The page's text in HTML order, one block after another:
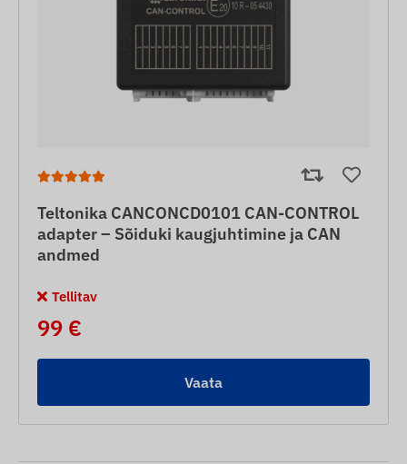
Teltonika CANCONCD0101 CAN-CONTROL
adapter – Sõiduki kaugjuhtimine ja CAN
andmed
Tellitav
99 €
Vaata